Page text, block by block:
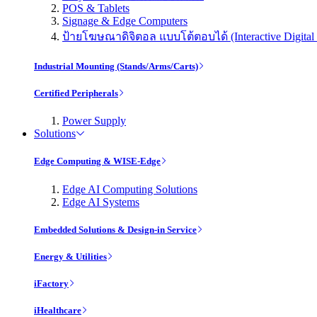
POS & Tablets
Signage & Edge Computers
ป้ายโฆษณาดิจิตอล แบบโต้ตอบได้ (Interactive Digital
Industrial Mounting (Stands/Arms/Carts)
Certified Peripherals
Power Supply
Solutions
Edge Computing & WISE-Edge
Edge AI Computing Solutions
Edge AI Systems
Embedded Solutions & Design-in Service
Energy & Utilities
iFactory
iHealthcare